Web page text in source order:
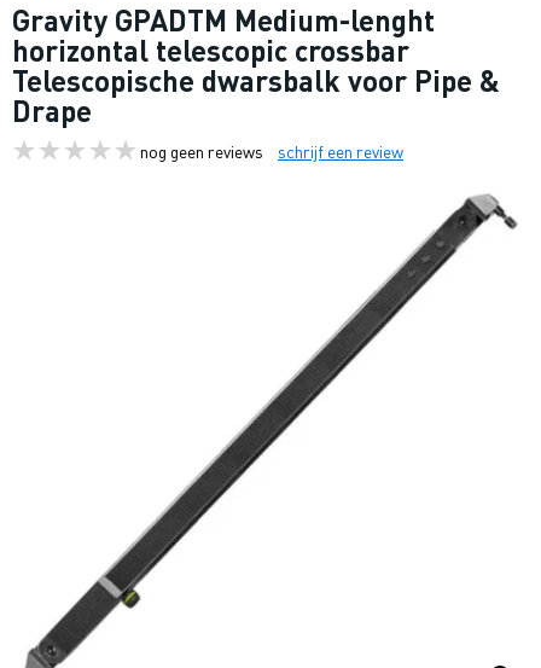
Gravity GPADTM Medium-lenght
horizontal telescopic crossbar
Telescopische dwarsbalk voor Pipe &
Drape
nog geen reviews schrijf een review